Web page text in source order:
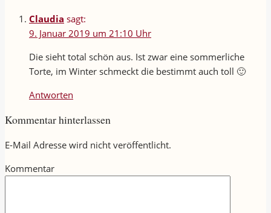
Claudia sagt:
9. Januar 2019 um 21:10 Uhr
Die sieht total schön aus. Ist zwar eine sommerliche
Torte, im Winter schmeckt die bestimmt auch toll 🙂
Antworten
Kommentar hinterlassen
E-Mail Adresse wird nicht veröffentlicht.
Kommentar